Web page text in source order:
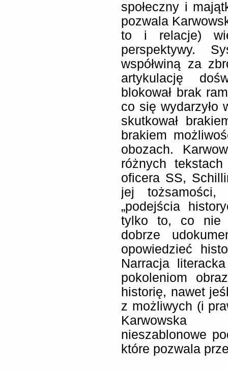
społeczny i
pozwala
to i relacje)
perspektywy.
współwiną za
artykulację
blokował brak
co się wydarzyło
skutkował
brakiem
obozach.
różnych
oficera SS,
jej
„podejścia
tylko to, co nie
dobrze
opowiedzieć
Narracja
pokoleniom
historię, nawet
z możliwych (i
Karwowska
nieszablonowe
które pozwala